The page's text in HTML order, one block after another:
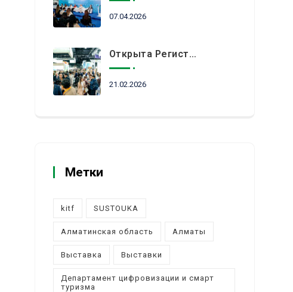
07.04.2026
Открыта Регистрация Посетителей На KITF 2026 — Ключевое Событие Туристической Отрасли Центральной Азии
21.02.2026
Метки
kitf SUSTOUKA
Алматинская область Алматы
Выставка Выставки
Департамент цифровизации и смарт
туризма